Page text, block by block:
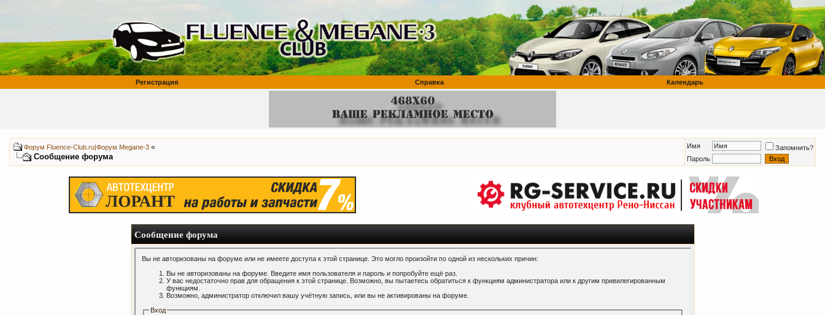
Регистрация Справка Календарь
Форум Fluence-Club.ru|Форум Megane-3 «
Сообщение форума
Имя
Запомнить?
Пароль
Сообщение форума
Вы не авторизованы на форуме или не имеете доступа к этой странице. Это могло произойти по одной из нескольких причин:
Вы не авторизованы на форуме. Введите имя пользователя и пароль и попробуйте ещё раз.
У вас недостаточно прав для обращения к этой странице. Возможно, вы пытаетесь обратиться к функциям администратора или к другим привилегированным
функциям.
Возможно, администратор отключил вашу учётную запись, или вы не активированы на форуме.
Вход